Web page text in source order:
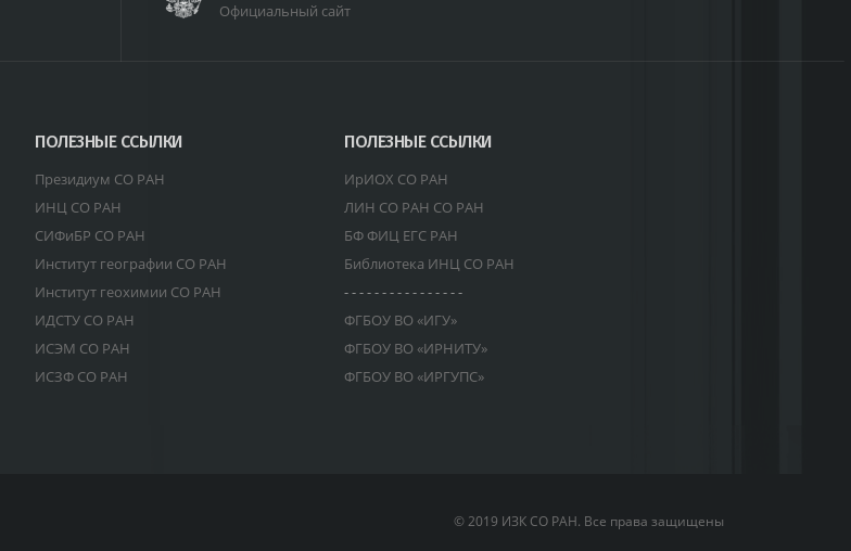
Официальный сайт
ПОЛЕЗНЫЕ ССЫЛКИ
Президиум СО РАН
ИНЦ СО РАН
СИФиБР СО РАН
Институт географии СО РАН
Институт геохимии СО РАН
ИДСТУ СО РАН
ИСЭМ СО РАН
ИСЗФ СО РАН
ПОЛЕЗНЫЕ ССЫЛКИ
ИрИОХ СО РАН
ЛИН СО РАН СО РАН
БФ ФИЦ ЕГС РАН
Библиотека ИНЦ СО РАН
- - - - - - - - - - - - - - - -
ФГБОУ ВО «ИГУ»
ФГБОУ ВО «ИРНИТУ»
ФГБОУ ВО «ИРГУПС»
© 2019 ИЗК СО РАН. Все права защищены